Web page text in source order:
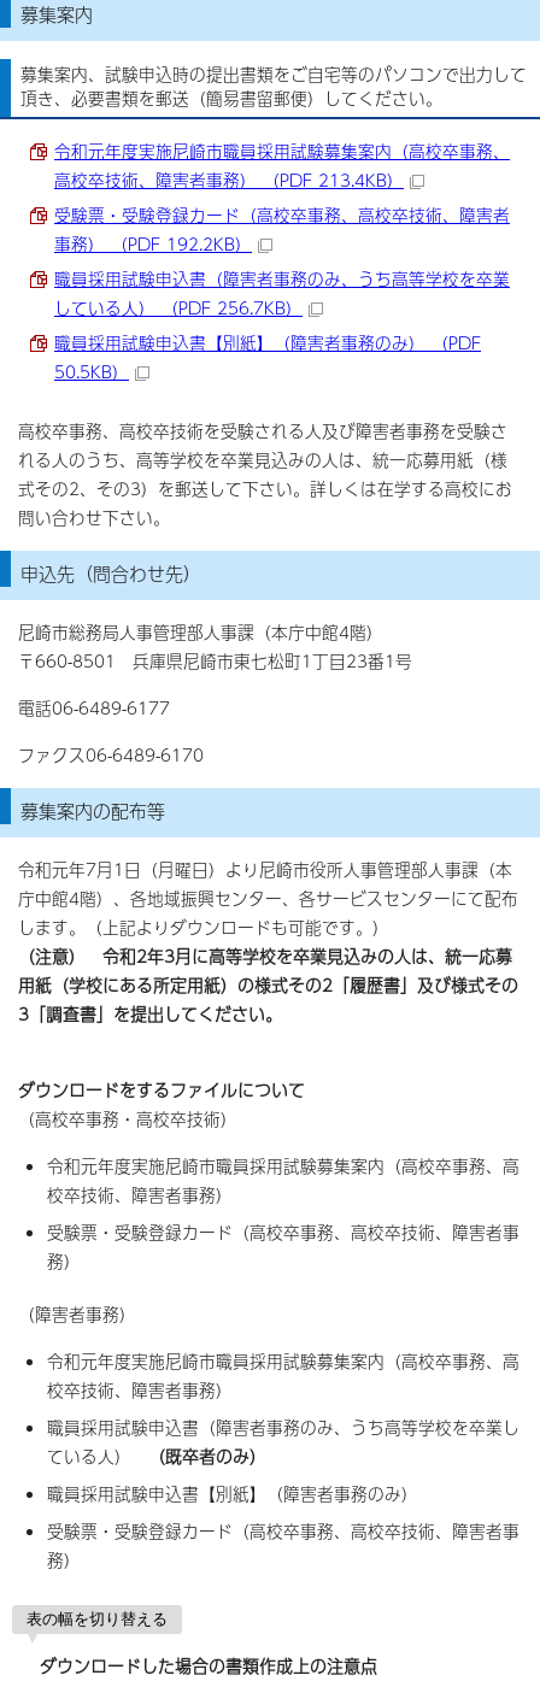
募集案内
募集案内、試験申込時の提出書類をご自宅等のパソコンで出力して
頂き、必要書類を郵送（簡易書留郵便）してください。
令和元年度実施尼崎市職員採用試験募集案内（高校卒事務、
高校卒技術、障害者事務） （PDF 213.4KB）
受験票・受験登録カード（高校卒事務、高校卒技術、障害者
事務） （PDF 192.2KB）
職員採用試験申込書（障害者事務のみ、うち高等学校を卒業
している人） （PDF 256.7KB）
職員採用試験申込書【別紙】（障害者事務のみ） （PDF
50.5KB）
高校卒事務、高校卒技術を受験される人及び障害者事務を受験さ
れる人のうち、高等学校を卒業見込みの人は、統一応募用紙（様
式その2、その3）を郵送して下さい。詳しくは在学する高校にお
問い合わせ下さい。
申込先（問合わせ先）
尼崎市総務局人事管理部人事課（本庁中館4階）
〒660-8501 兵庫県尼崎市東七松町1丁目23番1号
電話06-6489-6177
ファクス06-6489-6170
募集案内の配布等
令和元年7月1日（月曜日）より尼崎市役所人事管理部人事課（本
庁中館4階）、各地域振興センター、各サービスセンターにて配布
します。（上記よりダウンロードも可能です。）
（注意） 令和2年3月に高等学校を卒業見込みの人は、統一応募
用紙（学校にある所定用紙）の様式その2「履歴書」及び様式その
3「調査書」を提出してください。
ダウンロードをするファイルについて
（高校卒事務・高校卒技術）
令和元年度実施尼崎市職員採用試験募集案内（高校卒事務、高
校卒技術、障害者事務）
受験票・受験登録カード（高校卒事務、高校卒技術、障害者事
務）
（障害者事務）
令和元年度実施尼崎市職員採用試験募集案内（高校卒事務、高
校卒技術、障害者事務）
職員採用試験申込書（障害者事務のみ、うち高等学校を卒業し
ている人）
（既卒者のみ）
職員採用試験申込書【別紙】（障害者事務のみ）
受験票・受験登録カード（高校卒事務、高校卒技術、障害者事
務）
表の幅を切り替える
ダウンロードした場合の書類作成上の注意点